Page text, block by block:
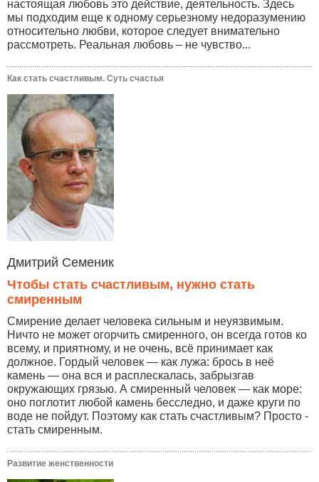
настоящая любовь это действие, деятельность. Здесь
мы подходим еще к одному серьезному недоразумению
относительно любви, которое следует внимательно
рассмотреть. Реальная любовь – не чувство...
Как стать счастливым. Суть счастья
Дмитрий Семеник
Чтобы стать счастливым, нужно стать
смиренным
Смирение делает человека сильным и неуязвимым.
Ничто не может огорчить смиренного, он всегда готов ко
всему, и приятному, и не очень, всё принимает как
должное. Гордый человек — как лужа: брось в неё
камень — она вся и расплескалась, забрызгав
окружающих грязью. А смиренный человек — как море:
оно поглотит любой камень бесследно, и даже круги по
воде не пойдут. Поэтому как стать счастливым? Просто -
стать смиренным.
Развитие женственности